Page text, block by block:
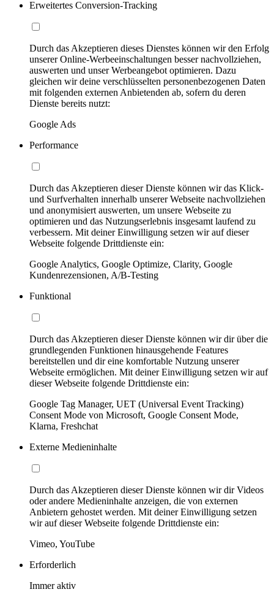
Erweitertes Conversion-Tracking
Durch das Akzeptieren dieses Dienstes können wir den Erfolg
unserer Online-Werbeeinschaltungen besser nachvollziehen,
auswerten und unser Werbeangebot optimieren. Dazu
gleichen wir deine verschlüsselten personenbezogenen Daten
mit folgenden externen Anbietenden ab, sofern du deren
Dienste bereits nutzt:
Google Ads
Performance
Durch das Akzeptieren dieser Dienste können wir das Klick-
und Surfverhalten innerhalb unserer Webseite nachvollziehen
und anonymisiert auswerten, um unsere Webseite zu
optimieren und das Nutzungserlebnis insgesamt laufend zu
verbessern. Mit deiner Einwilligung setzen wir auf dieser
Webseite folgende Drittdienste ein:
Google Analytics, Google Optimize, Clarity, Google
Kundenrezensionen, A/B-Testing
Funktional
Durch das Akzeptieren dieser Dienste können wir dir über die
grundlegenden Funktionen hinausgehende Features
bereitstellen und dir eine komfortable Nutzung unserer
Webseite ermöglichen. Mit deiner Einwilligung setzen wir auf
dieser Webseite folgende Drittdienste ein:
Google Tag Manager, UET (Universal Event Tracking)
Consent Mode von Microsoft, Google Consent Mode,
Klarna, Freshchat
Externe Medieninhalte
Durch das Akzeptieren dieser Dienste können wir dir Videos
oder andere Medieninhalte anzeigen, die von externen
Anbietern gehostet werden. Mit deiner Einwilligung setzen
wir auf dieser Webseite folgende Drittdienste ein:
Vimeo, YouTube
Erforderlich
Immer aktiv